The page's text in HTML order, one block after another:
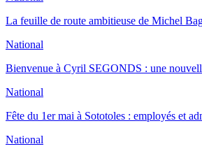
La feuille de route ambitieuse de Michel
National
Bienvenue à Cyril SEGONDS : une
National
Fête du 1er mai à Sototoles : employés et
National